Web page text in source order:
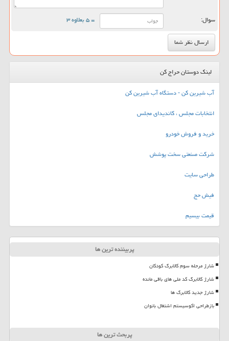
سوال: = ۵ بعلاوه ۳
لینک دوستان حراج کن
آب شیرین کن - دستگاه آب شیرین کن
انتخابات مجلس ، کاندیدای مجلس
خرید و فروش خودرو
شرکت صنعتی سخت پوشش
طراحی سایت
فیش حج
قیمت بیسیم
پربیننده ترین ها
شارژ مرحله سوم کالابرگ کودکان
شارژ کالابرگ کد ملی های باقی مانده
شارژ جدید کالابرگ ها
بازطراحی اکوسیستم اشتغال بانوان
پربحث ترین ها